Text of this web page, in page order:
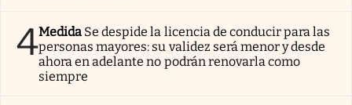
4Medida Se despide la licencia de conducir para las
personas mayores: su validez será menor y desde
ahora en adelante no podrán renovarla como
siempre